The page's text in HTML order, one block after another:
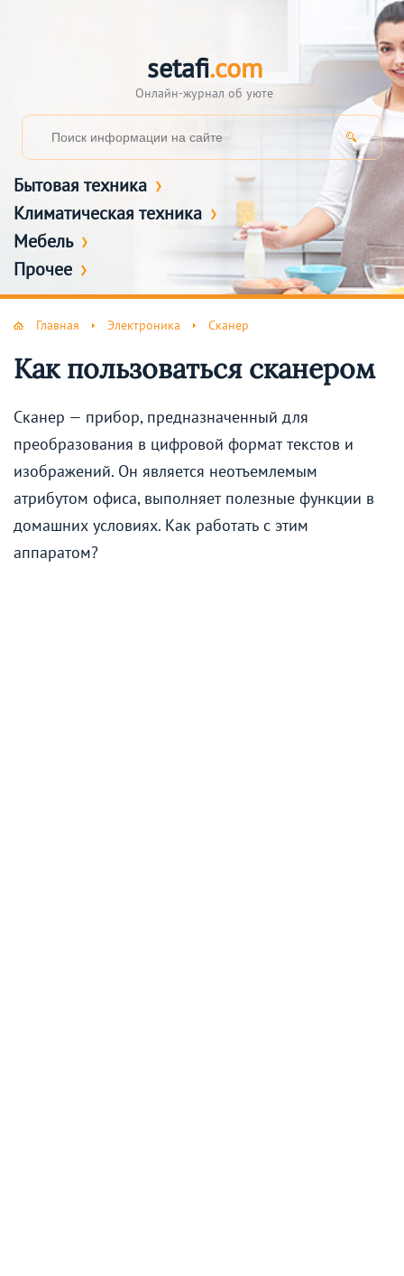
setafi.com
Онлайн-журнал об уюте
Бытовая техника
Климатическая техника
Мебель
Прочее
Главная Электроника Сканер
Как пользоваться сканером
Сканер — прибор, предназначенный для
преобразования в цифровой формат текстов и
изображений. Он является неотъемлемым
атрибутом офиса, выполняет полезные функции в
домашних условиях. Как работать с этим
аппаратом?